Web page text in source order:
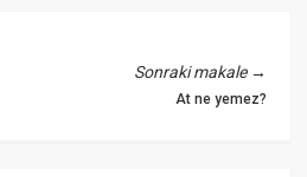
Sonraki makale→
At ne yemez?